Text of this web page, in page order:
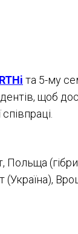
та 5-му
щоб
Польща